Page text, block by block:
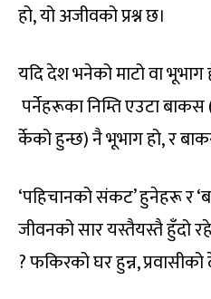
हो, यो अजीवको प्रश्न छ।
यदि देश भनेको माटो वा
पर्नेहरूका निम्ति एउटा
र्केको हुन्छ) नै भूभाग हो, र
‘पहिचानको संकट’ हुनेहरू र
जीवनको सार यस्तैयस्तै हुँदो
? फकिरको घर हुन्न, प्रवासीको